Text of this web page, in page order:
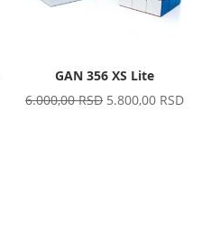
GAN 356 XS Lite
6.000,00RSD Original
5.800,00 RSD